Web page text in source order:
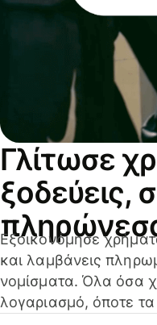
Γλίτωσε
ξοδεύεις,
Εξοικονόμησε
και λαμβάνεις
νομίσματα. Όλα όσα
λογαριασμό, όποτε τα